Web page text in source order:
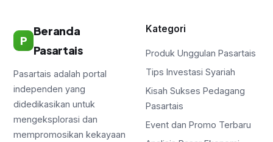
P
Beranda
Pasartais
Pasartais adalah portal
independen yang
didedikasikan untuk
mengeksplorasi dan
mempromosikan kekayaan
Kategori
Produk Unggulan Pasartais
Tips Investasi Syariah
Kisah Sukses Pedagang
Pasartais
Event dan Promo Terbaru